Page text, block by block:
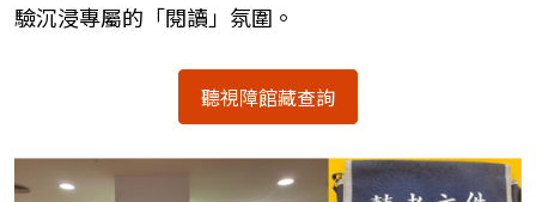
驗沉浸專屬的「閱讀」氛圍。
聽視障館藏查詢